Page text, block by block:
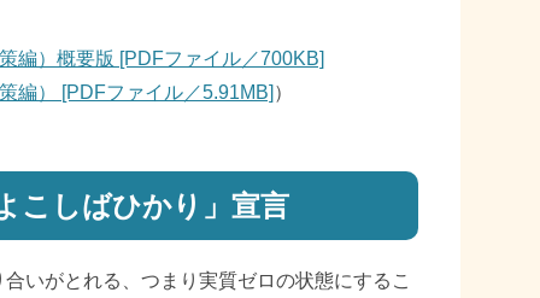
編）概要版 [PDFファイル／700KB]
編） [PDFファイル／5.91MB] ）
こしばひかり」宣言
いがとれる、つまり実質ゼロの状態にするこ